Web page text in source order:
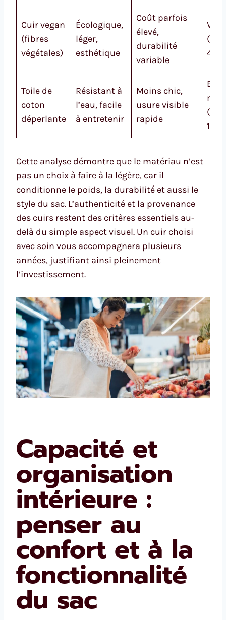
Cuir vegan
(fibres
végétales)
Écologique,
léger,
esthétique
Coût parfois
élevé,
durabilité
variable
Toile de
coton
déperlante
Résistant à
l’eau, facile
à entretenir
Moins chic,
usure visible
rapide
Bas
(50-
Cette analyse démontre que le matériau n’est
pas un choix à faire à la légère, car il
conditionne le poids, la durabilité et aussi le
style du sac. L’authenticité et la provenance
des cuirs restent des critères essentiels au-
delà du simple aspect visuel. Un cuir choisi
avec soin vous accompagnera plusieurs
années, justifiant ainsi pleinement
l’investissement.
Capacité et
organisation
intérieure :
penser au
confort et à la
fonctionnalité
du sac